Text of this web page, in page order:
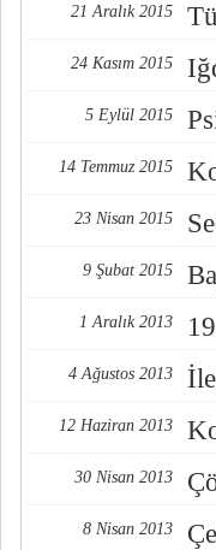
21 Aralık 2015
24 Kasım 2015
5 Eylül 2015
14 Temmuz 2015
23 Nisan 2015
9 Şubat 2015
1 Aralık 2013
4 Ağustos 2013
12 Haziran 2013
30 Nisan 2013
8 Nisan 2013